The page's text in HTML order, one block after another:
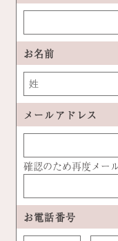
お名前
メールアドレス
確認のため再度メー
お電話番号